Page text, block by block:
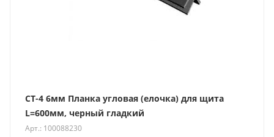
СТ-4 6мм Планка угловая (елочка) для щита
L=600мм, черный гладкий
Арт.: 100088230